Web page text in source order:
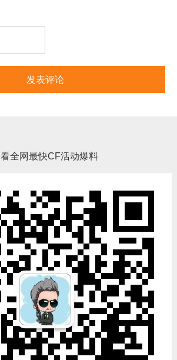
看全网最快CF活动爆料